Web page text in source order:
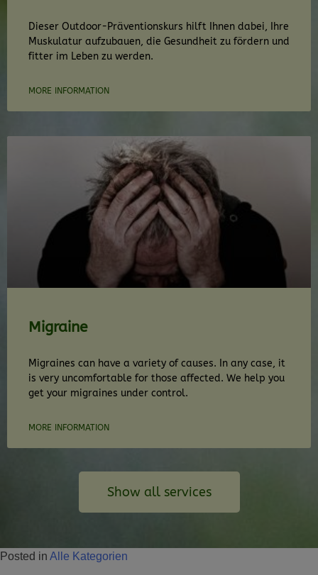
Dieser Outdoor-Präventionskurs hilft Ihnen dabei, Ihre
Muskulatur aufzubauen, die Gesundheit zu fördern und
fitter im Leben zu werden.
MORE INFORMATION
Migraine
Migraines can have a variety of causes. In any case, it
is very uncomfortable for those affected. We help you
get your migraines under control.
MORE INFORMATION
Show all services
Posted in Alle Kategorien